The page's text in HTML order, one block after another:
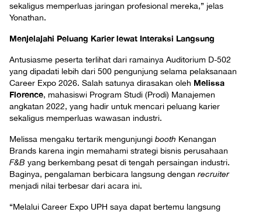
sekaligus memperluas jaringan profesional mereka,” jelas
Yonathan.
Menjelajahi Peluang Karier lewat Interaksi Langsung
Antusiasme peserta terlihat dari ramainya Auditorium D-502
yang dipadati lebih dari 500 pengunjung selama pelaksanaan
Career Expo 2026. Salah satunya dirasakan oleh Melissa
Florence, mahasiswi Program Studi (Prodi) Manajemen
angkatan 2022, yang hadir untuk mencari peluang karier
sekaligus memperluas wawasan industri.
Melissa mengaku tertarik mengunjungi booth Kenangan
Brands karena ingin memahami strategi bisnis perusahaan
F&B yang berkembang pesat di tengah persaingan industri.
Baginya, pengalaman berbicara langsung dengan recruiter
menjadi nilai terbesar dari acara ini.
“Melalui Career Expo UPH saya dapat bertemu langsung